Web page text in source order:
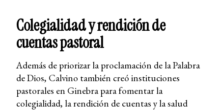
Colegialidad y rendición de
cuentas pastoral
Además de priorizar la proclamación de la Palabra
de Dios, Calvino también creó instituciones
pastorales en Ginebra para fomentar la
colegialidad, la rendición de cuentas y la salud